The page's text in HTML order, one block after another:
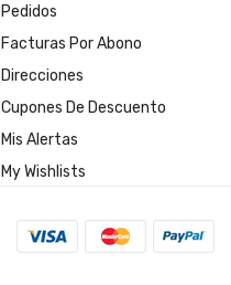
Pedidos
Facturas Por Abono
Direcciones
Cupones De Descuento
Mis Alertas
My Wishlists